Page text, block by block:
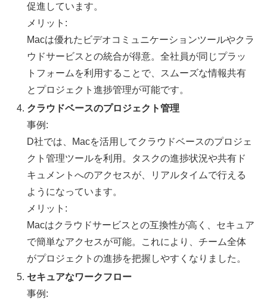
促進しています。
メリット:
Macは優れたビデオコミュニケーションツールやクラ
ウドサービスとの統合が得意。全社員が同じプラッ
トフォームを利用することで、スムーズな情報共有
とプロジェクト進捗管理が可能です。
クラウドベースのプロジェクト管理
事例:
D社では、Macを活用してクラウドベースのプロジェ
クト管理ツールを利用。タスクの進捗状況や共有ド
キュメントへのアクセスが、リアルタイムで行える
ようになっています。
メリット:
Macはクラウドサービスとの互換性が高く、セキュア
で簡単なアクセスが可能。これにより、チーム全体
がプロジェクトの進捗を把握しやすくなりました。
セキュアなワークフロー
事例: